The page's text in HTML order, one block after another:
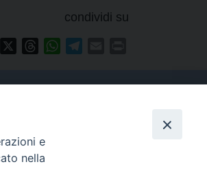
condividi su
LinkedIn ThreadsWhatsApp
- Fax.
e
nella